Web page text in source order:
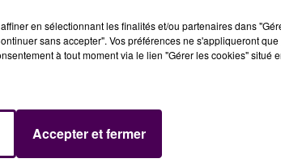
après avoir reçu leur
le territoire de la
administrer leur seconde
en sélectionnant les finalités et/ou partenaires dans
sans accepter". Vos préférences ne s'appliqueront
à tout moment via le lien "Gérer les cookies" situé
Accepter et fermer